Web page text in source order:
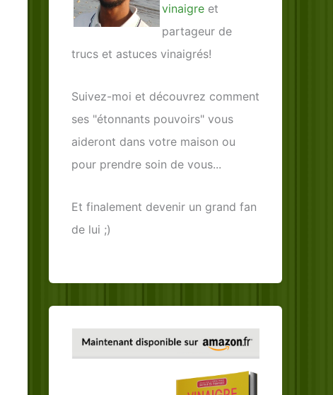
vinaigre et
partageur de
trucs et astuces vinaigrés!
Suivez-moi et découvrez comment
ses "étonnants pouvoirs" vous
aideront dans votre maison ou
pour prendre soin de vous...
Et finalement devenir un grand fan
de lui ;)